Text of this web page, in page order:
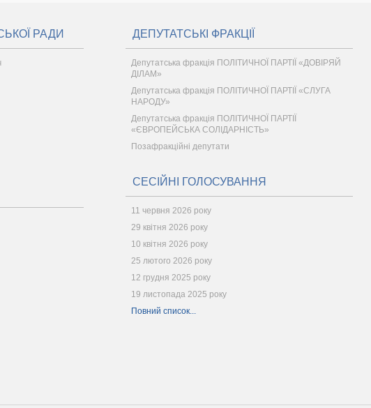
РАДИ ДЕПУТАТСЬКІ ФРАКЦІЇ
Депутатська фракція ПОЛІТИЧНОЇ ПАРТІЇ «ДОВІРЯЙ
ДІЛАМ»
Депутатська фракція ПОЛІТИЧНОЇ ПАРТІЇ «СЛУГА
НАРОДУ»
Депутатська фракція ПОЛІТИЧНОЇ ПАРТІЇ
«ЄВРОПЕЙСЬКА СОЛІДАРНІСТЬ»
Позафракційні депутати
СЕСІЙНІ ГОЛОСУВАННЯ
11 червня 2026 року
29 квітня 2026 року
10 квітня 2026 року
25 лютого 2026 року
12 грудня 2025 року
19 листопада 2025 року
Повний список...